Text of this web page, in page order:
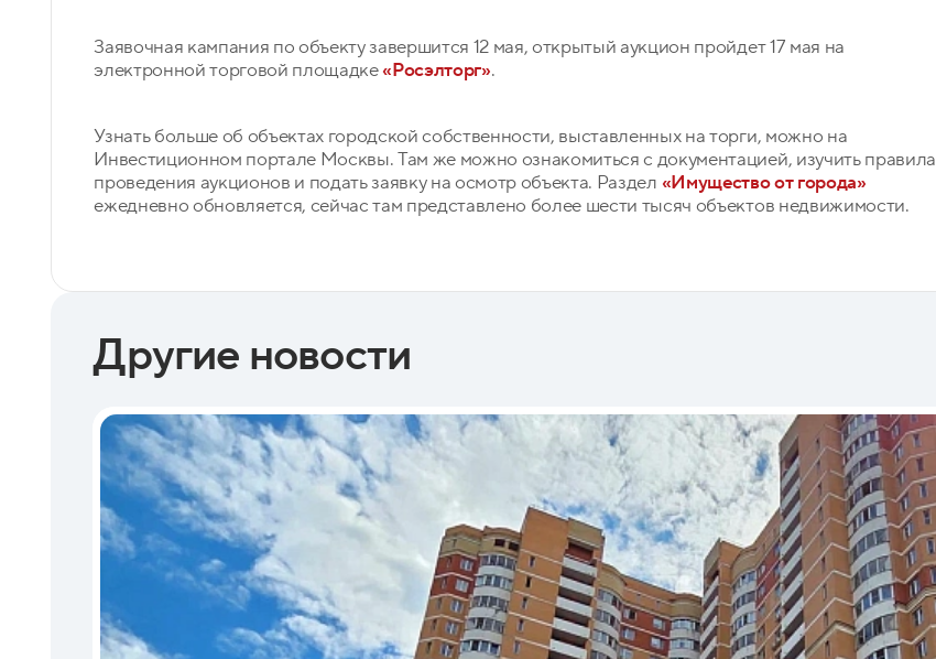
Заявочная кампания по объекту завершится 12 мая, открытый аукцион пройдет 17 мая на
электронной торговой площадке«Росэлторг».
Узнать больше об объектах городской собственности, выставленных на торги, можно на
Инвестиционном портале Москвы. Там же можно ознакомиться с документацией, изучить правила
проведения аукционов и подать заявку на осмотр объекта. Раздел «Имущество от города»
ежедневно обновляется, сейчас там представлено более шести тысяч объектов недвижимости.
Другие новости